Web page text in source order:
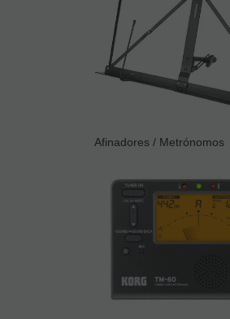
Afinadores / Metrónomos